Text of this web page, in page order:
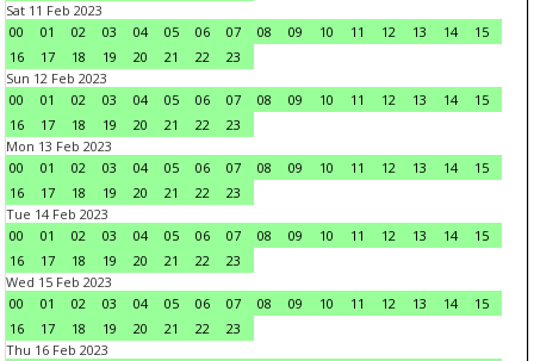
Sat 11 Feb 2023
00
01 02 03 04 05 06 07 08 09 10 11 12 13 14
15
16
17 18 19 20 21 22
23
Sun 12 Feb 2023
00
01 02 03 04 05 06 07 08 09 10 11 12 13 14
15
16
17 18 19 20 21 22
23
Mon 13 Feb 2023
00
01 02 03 04 05 06 07 08 09 10 11 12 13 14
15
16
17 18 19 20 21 22
23
Tue 14 Feb 2023
00
01 02 03 04 05 06 07 08 09 10 11 12 13 14
15
16
17 18 19 20 21 22
23
Wed 15 Feb 2023
00
01 02 03 04 05 06 07 08 09 10 11 12 13 14
15
16
17 18 19 20 21 22
23
Thu 16 Feb 2023